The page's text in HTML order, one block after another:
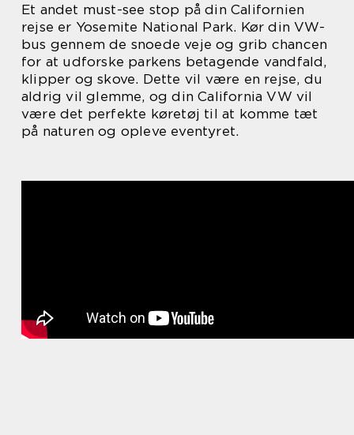
Et andet must-see stop på din Californien
rejse er Yosemite National Park. Kør din VW-
bus gennem de snoede veje og grib chancen
for at udforske parkens betagende vandfald,
klipper og skove. Dette vil være en rejse, du
aldrig vil glemme, og din California VW vil
være det perfekte køretøj til at komme tæt
på naturen og opleve eventyret.